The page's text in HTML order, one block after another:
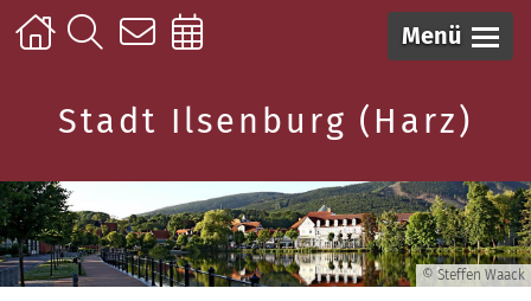
Menü
Stadt Ilsenburg (Harz)
© Steffen Waack